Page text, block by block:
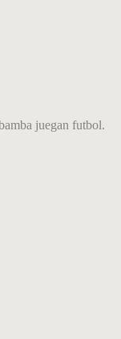
juegan futbol.